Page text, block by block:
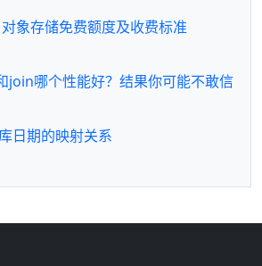
象存储免费额度及收费标准
join哪个性能好？结果你可能不敢信
日期的映射关系